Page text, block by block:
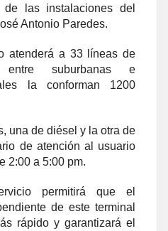
las instalaciones del
Antonio Paredes.
atenderá a 33 líneas de
entre suburbanas e
la conforman 1200
una de diésel y la otra de
de atención al usuario
2:00 a 5:00 pm.
permitirá que el
de este terminal
rápido y garantizará el